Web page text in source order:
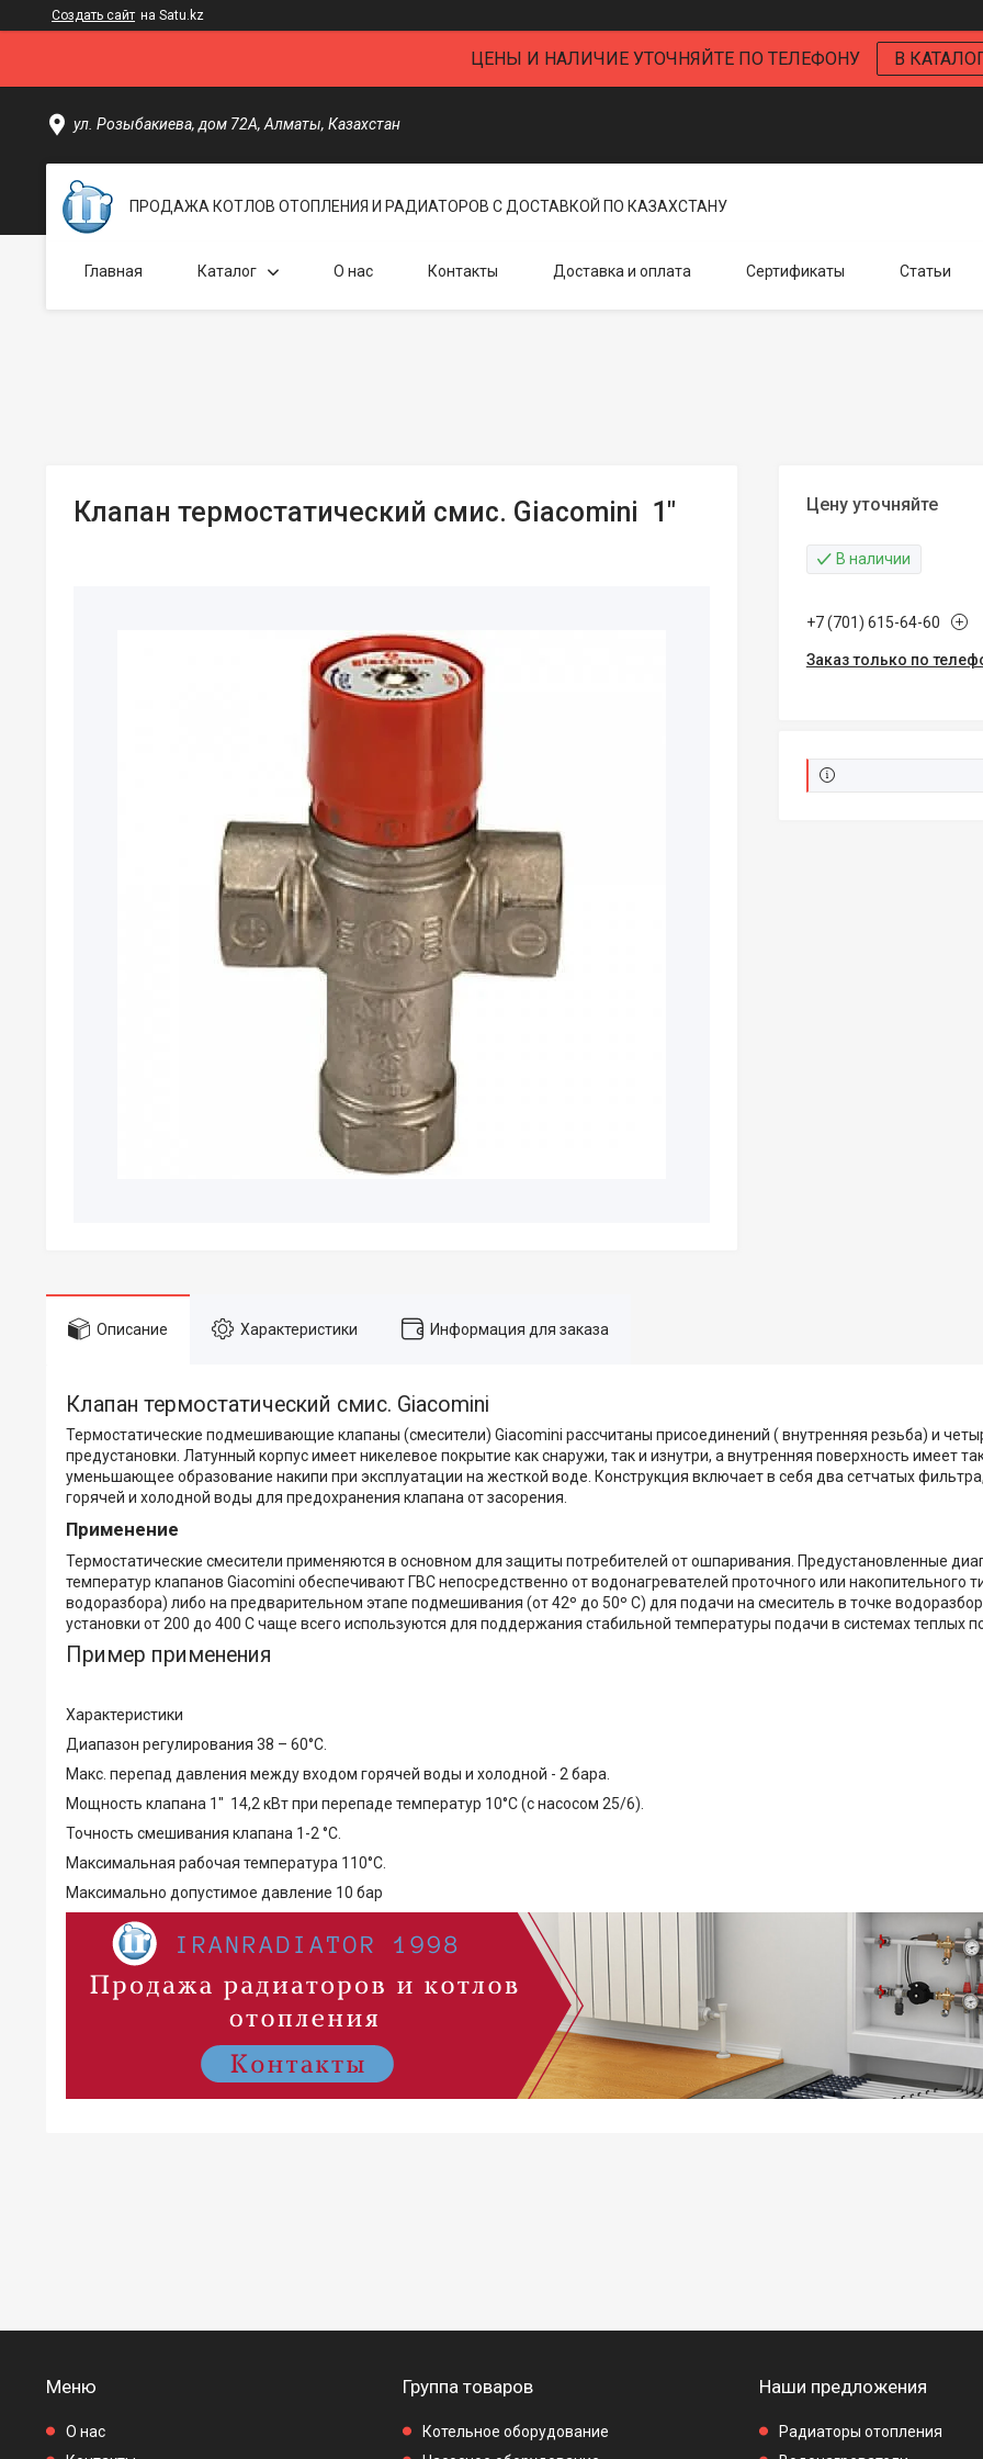
Создать сайт на Satu.kz
ЦЕНЫ И НАЛИЧИЕ УТОЧНЯЙТЕ ПО ТЕЛЕФОНУ В
ул. Розыбакиева, дом 72А, Алматы, Казахстан
ПРОДАЖА КОТЛОВ ОТОПЛЕНИЯ И РАДИАТОРОВ С ДОСТАВКОЙ ПО КАЗАХСТАНУ
Главная Каталог О нас Контакты Доставка и оплата Сертификаты Статьи
Клапан термостатический смис. Giacomini 1" Цену уточняйте
В наличии
+7 (701) 615-64-60
Заказ только по
Описание Характеристики Информация для заказа
Клапан термостатический смис. Giacomini
Термостатические подмешивающие клапаны (смесители) Giacomini рассчитаны присоединений ( внутренняя резьба) и
предустановки. Латунный корпус имеет никелевое покрытие как снаружи, так и изнутри, а внутренняя поверхность имеет
уменьшающее образование накипи при эксплуатации на жесткой воде. Конструкция включает в себя два сетчатых
горячей и холодной воды для предохранения клапана от засорения.
Применение
Термостатические смесители применяются в основном для защиты потребителей от ошпаривания. Предустановленные
температур клапанов Giacomini обеспечивают ГВС непосредственно от водонагревателей проточного или накопительного
водоразбора) либо на предварительном этапе подмешивания (от 42º до 50º С) для подачи на смеситель в точке
установки от 200 до 400 С чаще всего используются для поддержания стабильной температуры подачи в системах теплых
Пример применения
Характеристики
Диапазон регулирования 38 – 60°С.
Макс. перепад давления между входом горячей воды и холодной - 2 бара.
Мощность клапана 1" 14,2 кВт при перепаде температур 10°С (с насосом 25/6).
Точность смешивания клапана 1-2 °С.
Максимальная рабочая температура 110°С.
Максимально допустимое давление 10 бар
Меню
О нас
Группа товаров
Котельное оборудование
Наши предложения
Радиаторы отопления